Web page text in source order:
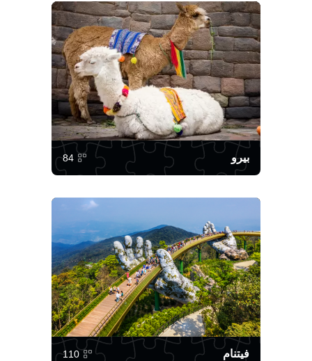
بيرو 84
فيتنام 110